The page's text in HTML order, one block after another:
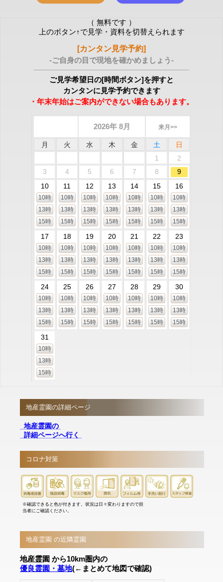
（ 無料です ）
上のボタン↑で見学・資料を切替えられます
[カンタン見学予約]
-ご自身の目で現地を確かめましょう-
ご見学希望日の[時間ボタン]を押すと
カンタンに見学予約できます
・年末年始はご案内ができない場合もあります。
2026年 8月 来月>>
月 火 水 木 金 土
日
1
2
3
4 5 6 7 8
9
10
10時
13時
15時
11
10時
13時
15時
12
10時
13時
15時
13
10時
13時
15時
14
10時
13時
15時
15
10時
13時
15時
16
10時
13時
15時
17
10時
13時
15時
18
10時
13時
15時
19
10時
13時
15時
20
10時
13時
15時
21
10時
13時
15時
22
10時
13時
15時
23
10時
13時
15時
24
10時
13時
15時
25
10時
13時
15時
26
10時
13時
15時
27
10時
13時
15時
28
10時
13時
15時
29
10時
13時
15時
30
10時
13時
15時
31
10時
13時
15時
地産霊園の詳細ページ
地産霊園の
詳細ページへ行く
コロナ対策
※確認できると色が付きます。状況は日々変わりますので担
当者にご確認ください。
地産霊園 の近隣霊園
地産霊園 から10km圏内の
優良霊園・墓地(←まとめて地図で確認)